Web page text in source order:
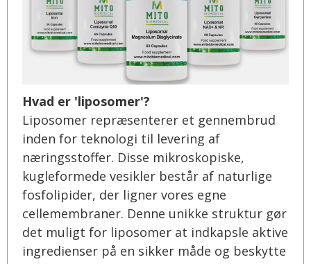
Hvad er 'liposomer'?
Liposomer repræsenterer et gennembrud
inden for teknologi til levering af
næringsstoffer. Disse mikroskopiske,
kugleformede vesikler består af naturlige
fosfolipider, der ligner vores egne
cellemembraner. Denne unikke struktur gør
det muligt for liposomer at indkapsle aktive
ingredienser på en sikker måde og beskytte